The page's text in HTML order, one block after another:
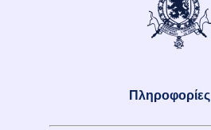
Πληροφορίες